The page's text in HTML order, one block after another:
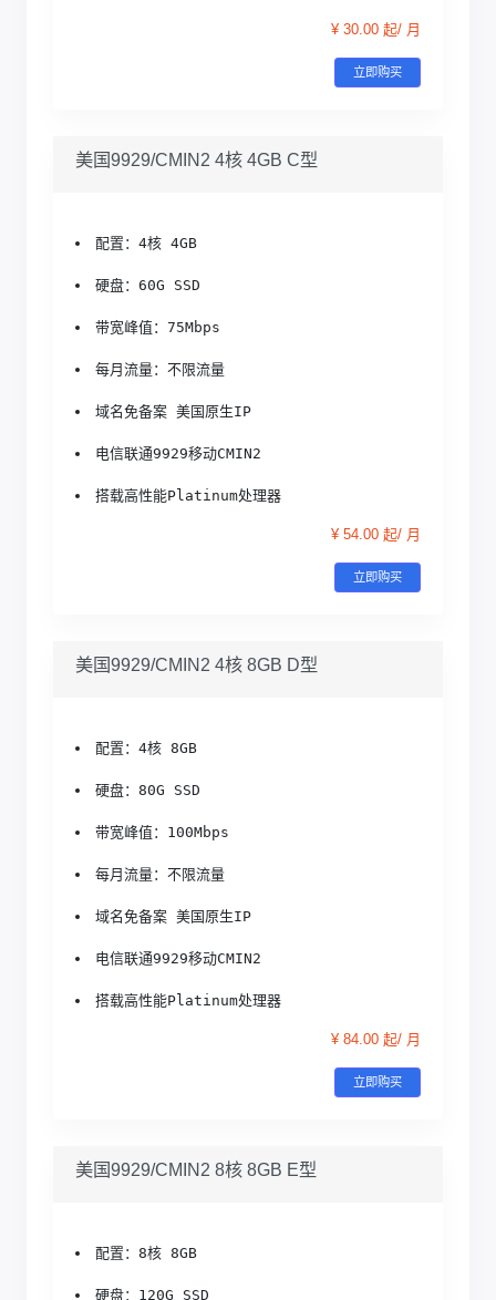
¥ 30.00 起/ 月
立即购买
美国9929/CMIN2 4核 4GB C型
配置：4核 4GB
硬盘：60G SSD
带宽峰值：75Mbps
每月流量：不限流量
域名免备案 美国原生IP
电信联通9929移动CMIN2
搭载高性能Platinum处理器
¥ 54.00 起/ 月
立即购买
美国9929/CMIN2 4核 8GB D型
配置：4核 8GB
硬盘：80G SSD
带宽峰值：100Mbps
每月流量：不限流量
域名免备案 美国原生IP
电信联通9929移动CMIN2
搭载高性能Platinum处理器
¥ 84.00 起/ 月
立即购买
美国9929/CMIN2 8核 8GB E型
配置：8核 8GB
硬盘：120G SSD